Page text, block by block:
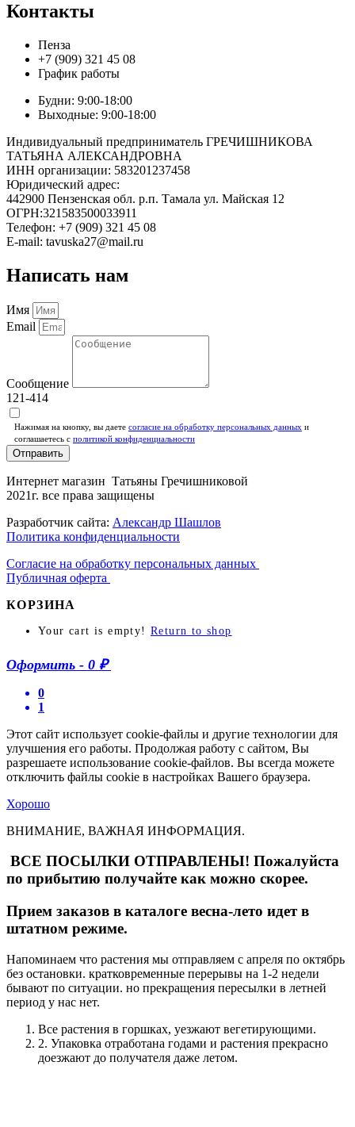
Контакты
Пенза
+7 (909) 321 45 08
График работы
Будни: 9:00-18:00
Выходные: 9:00-18:00
Индивидуальный предприниматель ГРЕЧИШНИКОВА
ТАТЬЯНА АЛЕКСАНДРОВНА
ИНН организации: 583201237458
Юридический адрес:
442900 Пензенская обл. р.п. Тамала ул. Майская 12
ОГРН:321583500033911
Телефон: +7 (909) 321 45 08
E-mail: tavuska27@mail.ru
Написать нам
Имя
Email
Сообщение
121-414
Нажимая на кнопку, вы даете согласие на обработку персональных данных и
соглашаетесь c политикой конфиденциальности
Отправить
Интернет магазин Татьяны Гречишниковой
2021г. все права защищены
Разработчик сайта: Александр Шашлов
Политика конфиденциальности
Согласие на обработку персональных данных
Публичная оферта
КОРЗИНА
Your cart is empty! Return to shop
Оформить - 0 ₽
0
1
Этот сайт использует cookie-файлы и другие технологии для
улучшения его работы. Продолжая работу с сайтом, Вы
разрешаете использование cookie-файлов. Вы всегда можете
отключить файлы cookie в настройках Вашего браузера.
Хорошо
ВНИМАНИЕ, ВАЖНАЯ ИНФОРМАЦИЯ.
ВСЕ ПОСЫЛКИ ОТПРАВЛЕНЫ! Пожалуйста
по прибытию получайте как можно скорее.
Прием заказов в каталоге весна-лето идет в
штатном режиме.
Напоминаем что растения мы отправляем с апреля по октябрь
без остановки. кратковременные перерывы на 1-2 недели
бывают по ситуации. но прекращения пересылки в летней
период у нас нет.
Все растения в горшках, уезжают вегетирующими.
2. Упаковка отработана годами и растения прекрасно
доезжают до получателя даже летом.